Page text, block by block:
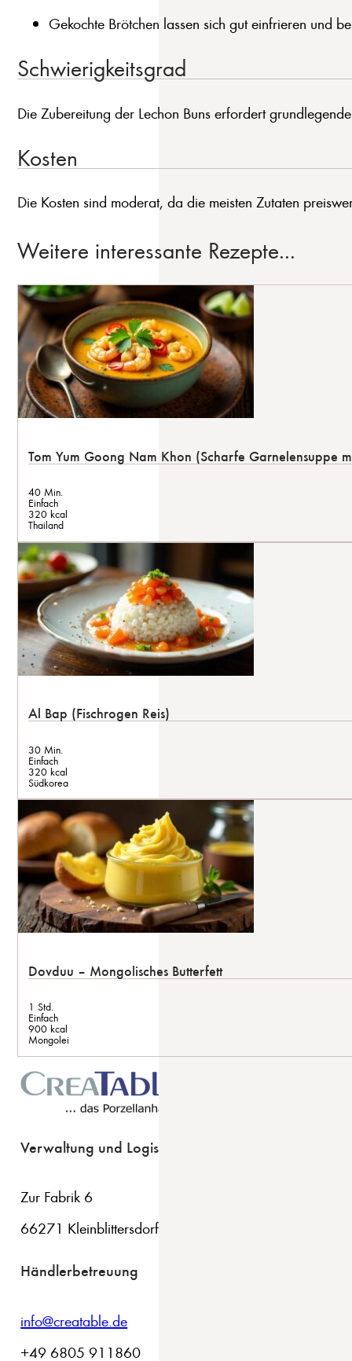
Gekochte Brötchen lassen sich gut einfrieren und
Schwierigkeitsgrad
Die Zubereitung der Lechon Buns erfordert
Kosten
Die Kosten sind moderat, da die meisten Zutaten
Weitere interessante Rezepte...
Tom Yum Goong Nam Khon (Scharfe Garnelensuppe
40 Min.
Einfach
320 kcal
Thailand
Al Bap (Fischrogen Reis)
30 Min.
Einfach
320 kcal
Südkorea
Dovduu – Mongolisches Butterfett
1 Std.
Einfach
900 kcal
Mongolei
Verwaltung und Logistik
Zur Fabrik 6
66271 Kleinblittersdorf
Händlerbetreuung
info@creatable.de
+49 6805 911860